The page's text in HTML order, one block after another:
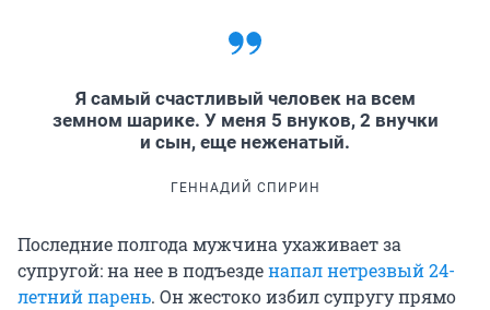
Я самый счастливый человек на всем
земном шарике. У меня 5 внуков, 2 внучки
и сын, еще неженатый.
ГЕННАДИЙ СПИРИН
Последние полгода мужчина ухаживает за
супругой: на нее в подъезденапал нетрезвый 24-
летний парень. Он жестоко избил супругу прямо